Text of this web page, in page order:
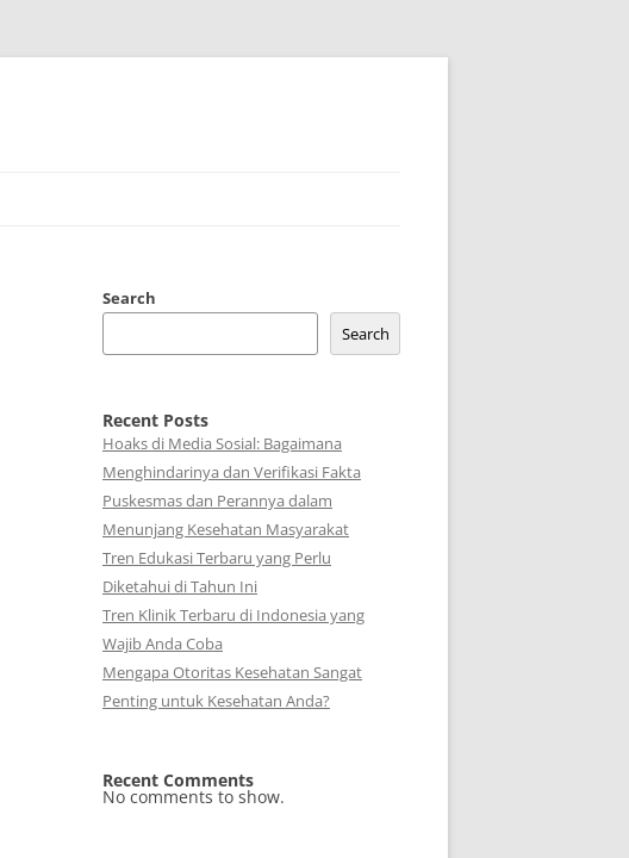
Search
Search
Recent Posts
Hoaks di Media Sosial: Bagaimana
Menghindarinya dan Verifikasi Fakta
Puskesmas dan Perannya dalam
Menunjang Kesehatan Masyarakat
Tren Edukasi Terbaru yang Perlu
Diketahui di Tahun Ini
Tren Klinik Terbaru di Indonesia yang
Wajib Anda Coba
Mengapa Otoritas Kesehatan Sangat
Penting untuk Kesehatan Anda?
Recent Comments
No comments to show.